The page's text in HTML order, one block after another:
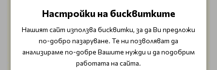
след като опитах мострата / сутрин и вечер/
докато свърши видях колко освежаващо действа на
очите ми. Определено зоната около очите заслужава
този продукт.
Настройки на бисквитките
Нашият сайт използва бисквитки, за да Ви предложи
по-добро пазаруване. Те ни позволяват да
анализираме по-добре Вашите нужди и да подобрим
работата на сайта.